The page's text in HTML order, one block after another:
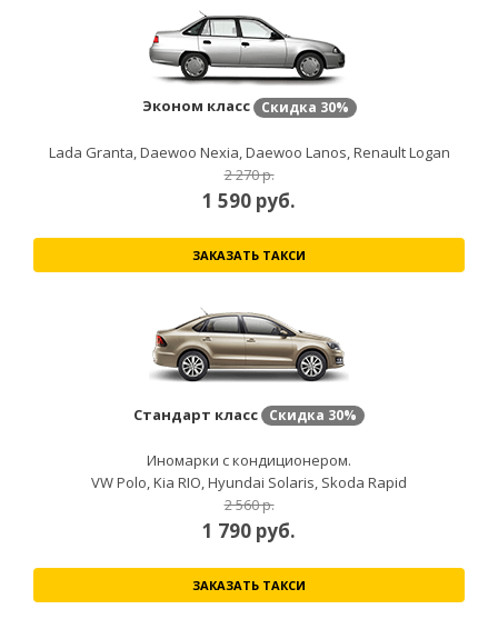
Эконом класс Скидка 30%
Lada Granta, Daewoo Nexia, Daewoo Lanos, Renault Logan
2 270 р.
1 590 руб.
ЗАКАЗАТЬ ТАКСИ
Стандарт класс Скидка 30%
Иномарки с кондиционером.
VW Polo, Kia RIO, Hyundai Solaris, Skoda Rapid
2 560 р.
1 790 руб.
ЗАКАЗАТЬ ТАКСИ